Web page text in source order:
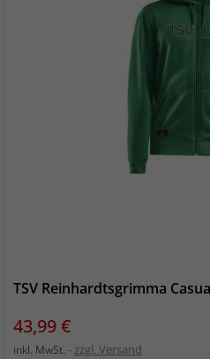
TSV Reinhardtsgrimma
Preis
43,99 €
inkl. MwSt. zzgl. Versand